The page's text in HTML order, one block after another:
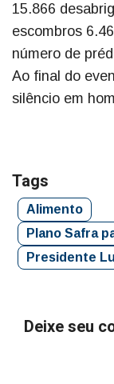
15.866
escombros
número de
Ao final do
silêncio em
Tags
Alimento
Plano Safra
Presidente
Deixe seu